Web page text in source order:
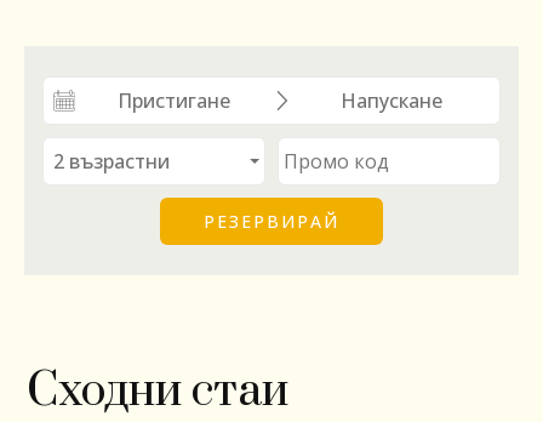
Сходни стаи